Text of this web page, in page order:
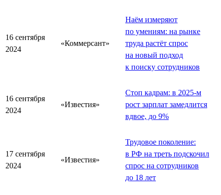
16 сентября
2024
«Коммерсант»
Наём измеряют
по умениям: на рынке
труда растёт спрос
на новый подход
к поиску сотрудников
16 сентября
2024
«Известия»
Стоп кадрам: в 2025-м
рост зарплат замедлится
вдвое, до 9%
17 сентября
2024
«Известия»
Трудовое поколение:
в РФ на треть подскочил
спрос на сотрудников
до 18 лет